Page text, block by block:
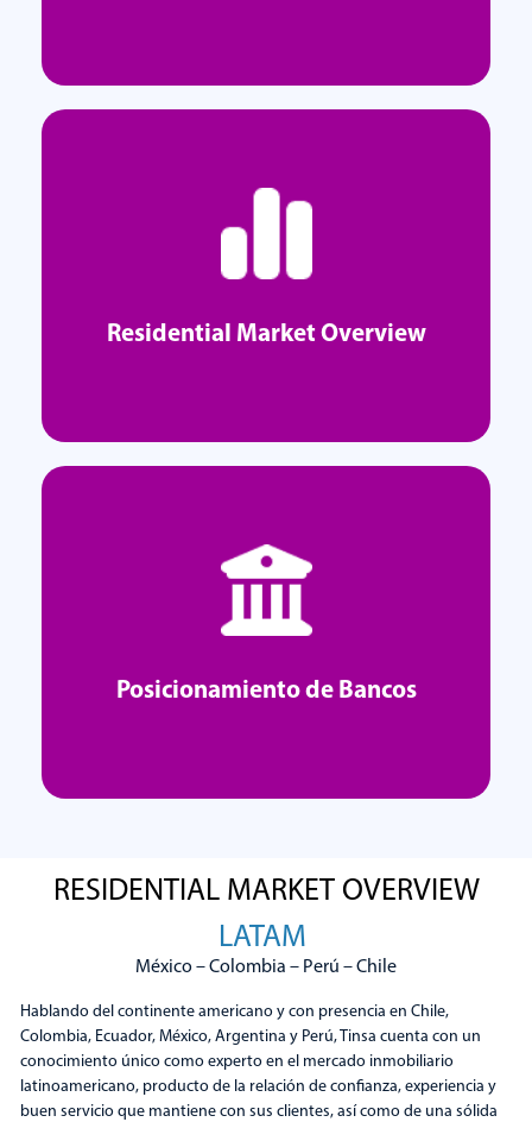
Ranking Inmobiliario
Explorar
Residential Market Overview
Residential Market Overview
Explorar
Posicionamiento de Bancos
Posicionamiento de Bancos
RESIDENTIAL MARKET OVERVIEW
LATAM
México – Colombia – Perú – Chile
Hablando del continente americano y con presencia en Chile,
Colombia, Ecuador, México, Argentina y Perú, Tinsa cuenta con un
conocimiento único como experto en el mercado inmobiliario
latinoamericano, producto de la relación de confianza, experiencia y
buen servicio que mantiene con sus clientes, así como de una sólida